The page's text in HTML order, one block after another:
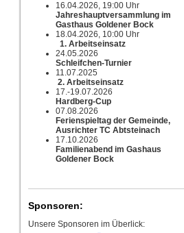
16.04.2026, 19:00 Uhr
Jahreshauptversammlung im
Gasthaus Goldener Bock
18.04.2026, 10:00 Uhr
1. Arbeitseinsatz
24.05.2026
Schleifchen-Turnier
11.07.2025
2. Arbeitseinsatz
17.-19.07.2026
Hardberg-Cup
07.08.2026
Ferienspieltag der Gemeinde,
Ausrichter TC Abtsteinach
17.10.2026
Familienabend im Gashaus
Goldener Bock
Sponsoren:
Unsere Sponsoren im Überlick: